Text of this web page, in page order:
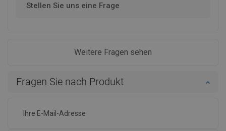
Stellen Sie uns eine Frage
Weitere Fragen sehen
Fragen Sie nach Produkt